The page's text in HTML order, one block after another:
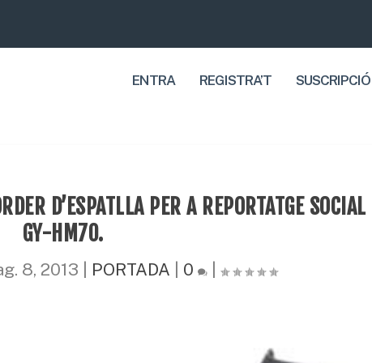
ENTRA REGISTRA’T
D’ESPATLLA PER A REPORTATGE SOCIAL
GY-HM70.
8, 2013 PORTADA 0 |